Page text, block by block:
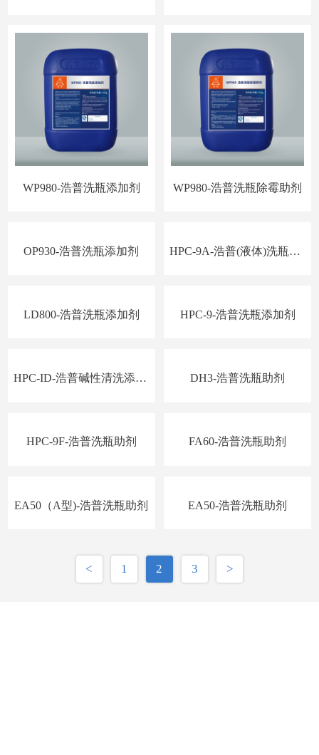
WP980-浩普洗瓶添加剂 WP980-浩普洗瓶除霉助剂
OP930-浩普洗瓶添加剂 HPC-9A-浩普(液体)洗瓶添加剂
LD800-浩普洗瓶添加剂 HPC-9-浩普洗瓶添加剂
HPC-ID-浩普碱性清洗添加剂 DH3-浩普洗瓶助剂
HPC-9F-浩普洗瓶助剂 FA60-浩普洗瓶助剂
EA50（A型)-浩普洗瓶助剂 EA50-浩普洗瓶助剂
< 1 2 3 >